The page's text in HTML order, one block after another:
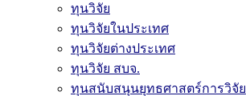
ทุนวิจัย
ทุนวิจัยในประเทศ
ทุนวิจัยต่างประเทศ
ทุนวิจัย สบจ.
ทุนสนับสนุนยุทธศาสตร์การวิจัย